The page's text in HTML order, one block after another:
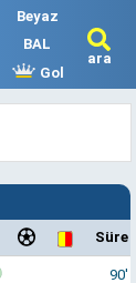
Beyaz
BAL
Gol
ara
Süre
90'